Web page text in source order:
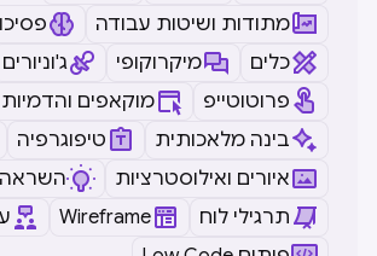
מתודות ושיטות עבודה
כלים
מיקרוקופי
ג'וניורים
פרוטוטייפ
מוקאפים והדמיות
בינה מלאכותית
טיפוגרפיה
איורים ואילוסטרציות
השראה
תרגילי לוח
Wireframe